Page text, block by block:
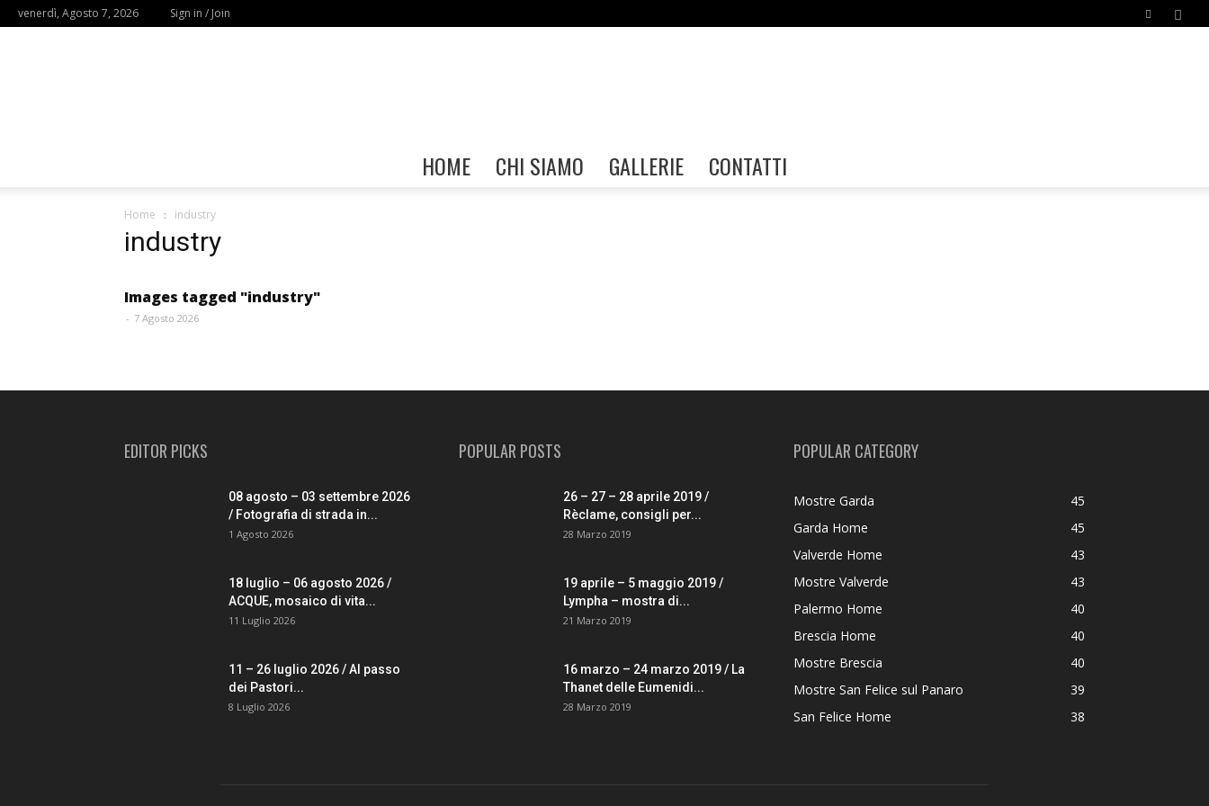
venerdì, Agosto 7, 2026 Sign in / Join
HOME CHI SIAMO GALLERIE CONTATTI
Home industry
industry
Images tagged "industry"
- 7 Agosto 2026
EDITOR PICKS
08 agosto – 03 settembre 2026
/ Fotografia di strada in...
1 Agosto 2026
18 luglio – 06 agosto 2026 /
ACQUE, mosaico di vita...
11 Luglio 2026
11 – 26 luglio 2026 / Al passo
dei Pastori...
8 Luglio 2026
POPULAR POSTS
26 – 27 – 28 aprile 2019 /
Rèclame, consigli per...
28 Marzo 2019
19 aprile – 5 maggio 2019 /
Lympha – mostra di...
21 Marzo 2019
16 marzo – 24 marzo 2019 / La
Thanet delle Eumenidi...
28 Marzo 2019
POPULAR CATEGORY
Mostre Garda
45
Garda Home
45
Valverde Home
43
Mostre Valverde
43
Palermo Home
40
Brescia Home
40
Mostre Brescia
40
Mostre San Felice sul Panaro
39
San Felice Home
38